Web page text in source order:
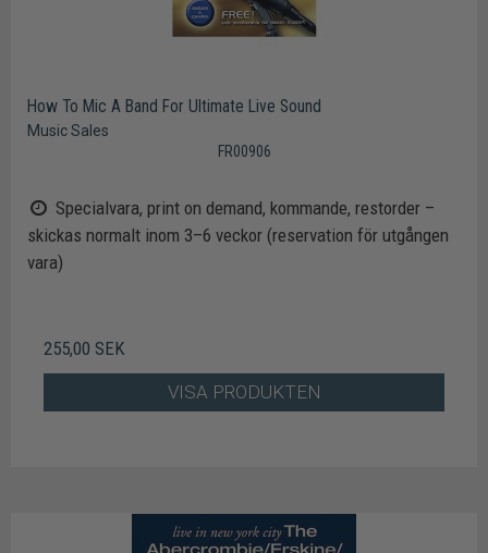
How To Mic A Band For Ultimate Live Sound
Music Sales
FR00906
Specialvara, print on demand, kommande, restorder –
skickas normalt inom 3–6 veckor (reservation för utgången
vara)
255,00 SEK
VISA PRODUKTEN